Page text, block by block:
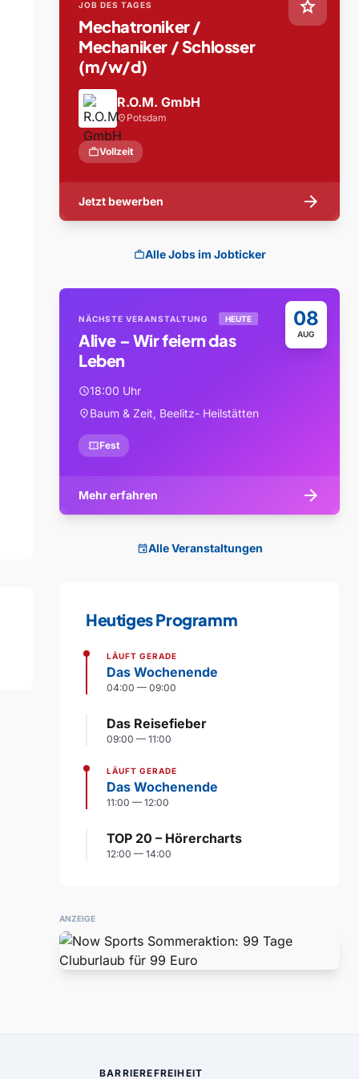
star
JOB DES TAGES
Mechatroniker /
Mechaniker / Schlosser
(m/w/d)
R.O.M. GmbH
location_on Potsdam
workVollzeit
Jetzt bewerben arrow_forward
workAlle Jobs im Jobticker
08
AUG
NÄCHSTE VERANSTALTUNG HEUTE
Alive – Wir feiern das
Leben
schedule18:00 Uhr
location_onBaum & Zeit, Beelitz- Heilstätten
confirmation_numberFest
Mehr erfahren arrow_forward
eventAlle Veranstaltungen
Heutiges Programm
LÄUFT GERADE
Das Wochenende
04:00 — 09:00
Das Reisefieber
09:00 — 11:00
LÄUFT GERADE
Das Wochenende
11:00 — 12:00
TOP 20 – Hörercharts
12:00 — 14:00
ANZEIGE
BARRIEREFREIHEIT